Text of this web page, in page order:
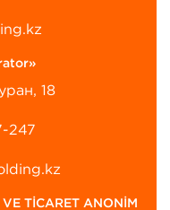
18
247
TİCARET ANONİM